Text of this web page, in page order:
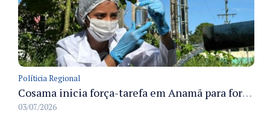
Políticia Regional
Cosama inicia força-tarefa em Anamã para fortalecer abastecimento de água e segurança hídrica da população
03/07/2026